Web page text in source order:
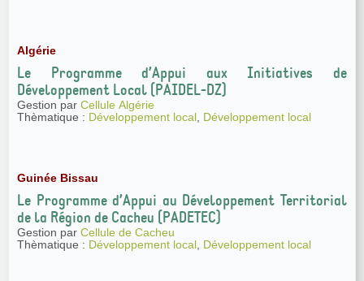
Algérie
Le Programme d’Appui aux Initiatives de
Développement Local (PAIDEL-DZ)
Gestion par Cellule Algérie
Thèmatique : Développement local Développement local
Guinée Bissau
Le Programme d’Appui au Développement Territorial
de la Région de Cacheu (PADETEC)
Gestion par Cellule de Cacheu
Thèmatique : Développement local Développement local